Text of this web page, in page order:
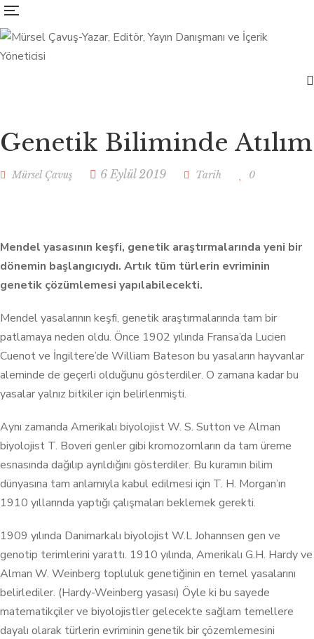
Genetik Biliminde Atılım
Mürsel Çavuş 6 Eylül 2019 Tarih 0
Mendel yasasının keşfi, genetik araştırmalarında yeni bir
dönemin başlangıcıydı. Artık tüm türlerin evriminin
genetik çözümlemesi yapılabilecekti.
Mendel yasalarının keşfi, genetik araştırmalarında tam bir
patlamaya neden oldu. Önce 1902 yılında Fransa’da Lucien
Cuenot ve İngiltere’de William Bateson bu yasaların hayvanlar
aleminde de geçerli olduğunu gösterdiler. O zamana kadar bu
yasalar yalnız bitkiler için belirlenmişti.
Aynı zamanda Amerikalı biyolojist W. S. Sutton ve Alman
biyolojist T. Boveri genler gibi kromozomların da tam üreme
esnasında dağılıp ayrıldığını gösterdiler. Bu kuramın bilim
dünyasına tam anlamıyla kabul edilmesi için T. H. Morgan’ın
1910 yıllarında yaptığı çalışmaları beklemek gerekti.
1909 yılında Danimarkalı biyolojist W.L Johannsen gen ve
genotip terimlerini yarattı. 1910 yılında, Amerikalı G.H. Hardy ve
Alman W. Weinberg topluluk genetiğinin en temel yasalarını
belirlediler. (Hardy-Weinberg yasası) Öyle ki bu sayede
matematikçiler ve biyolojistler gelecekte sağlam temellere
dayalı olarak türlerin evriminin genetik bir çözemlemesini